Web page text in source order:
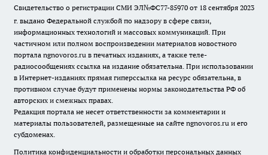
Свидетельство о регистрации СМИ ЭЛ№ФС77-85970 от 18 сентября 2023
г. выдано Федеральной службой по надзору в сфере связи,
информационных технологий и массовых коммуникаций. При
частичном или полном воспроизведении материалов новостного
портала ngnovoros.ru в печатных изданиях, а также теле-
радиосообщениях ссылка на издание обязательна. При использовании
в Интернет-изданиях прямая гиперссылка на ресурс обязательна, в
противном случае будут применены нормы законодательства РФ об
авторских и смежных правах.
Редакция портала не несет ответственности за комментарии и
материалы пользователей, размещенные на сайте ngnovoros.ru и его
субдоменах.
Политика конфиденциальности и обработки персональных данных